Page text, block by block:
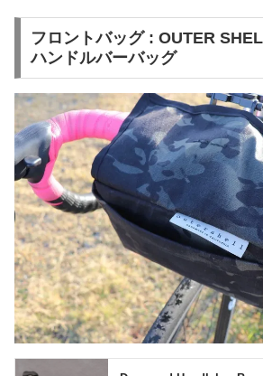
フロントバッグ : OUTER
ハンドルバーバッグ